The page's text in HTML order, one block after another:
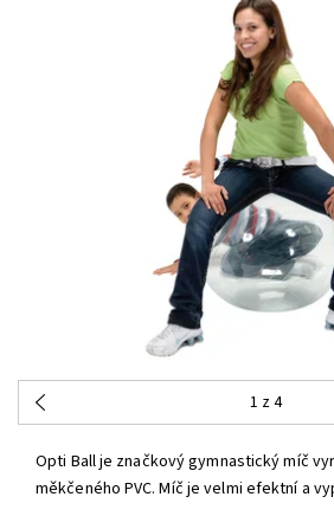
1 z 4
Opti Ball je značkový gymnastický míč
měkčeného PVC. Míč je velmi efektní a